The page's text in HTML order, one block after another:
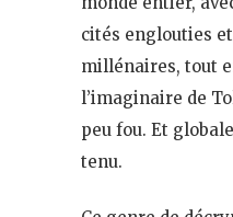
cités englouties
millénaires, tout
l’imaginaire de
peu fou. Et
tenu.